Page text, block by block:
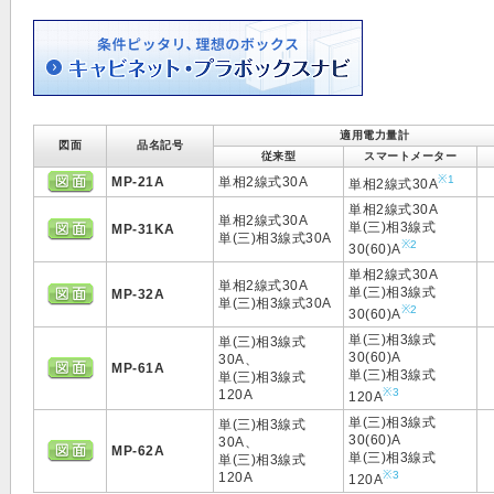
図面 品名記号
適用電力量計
従来型
スマートメーター
MP-21A 単相2線式30A 単相2線式30A※1
MP-31KA
単相2線式30A
単(三)相3線式30A
単相2線式30A
単(三)相3線式
30(60)A※2
MP-32A
単相2線式30A
単(三)相3線式30A
単相2線式30A
単(三)相3線式
30(60)A※2
MP-61A
単(三)相3線式
30A、
単(三)相3線式
120A
単(三)相3線式
30(60)A
単(三)相3線式
120A※3
MP-62A
単(三)相3線式
30A、
単(三)相3線式
120A
単(三)相3線式
30(60)A
単(三)相3線式
120A※3